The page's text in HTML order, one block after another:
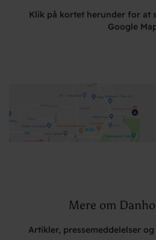
Klik på kortet herunder for at
Google
Mere om
Artikler, pressemeddelelser